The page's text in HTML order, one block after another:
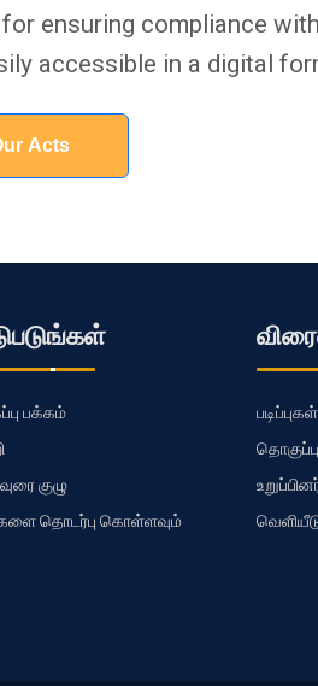
ensuring compliance
accessible in a digital
Acts
பக்கம்
குழு
தொடர்பு கொள்ளவும்
படிப்புகள்
தொகுப்பு